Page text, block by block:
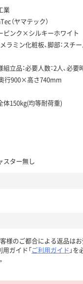
業
（ヤマテック）
ピンク×シルキーホワイト
メラミン化粧板、脚部：スチ
立品：必要人数：2人、必要
行900×高さ740mm
体150kg(均等耐荷重)
スター無し
客様のご都合による返品は
用ガイド「ご利用ガイド 」